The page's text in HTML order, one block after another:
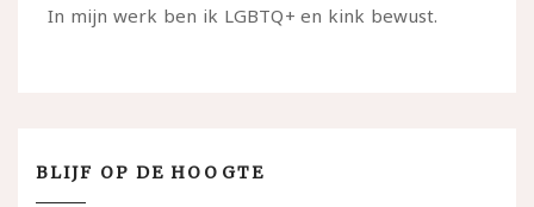
In mijn werk ben ik LGBTQ+ en kink bewust.
BLIJF OP DE HOOGTE